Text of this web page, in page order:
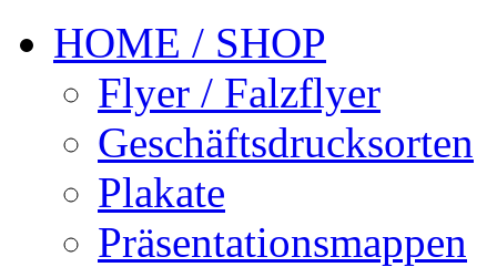
HOME / SHOP
Flyer / Falzflyer
Geschäftsdrucksorten
Plakate
Präsentationsmappen